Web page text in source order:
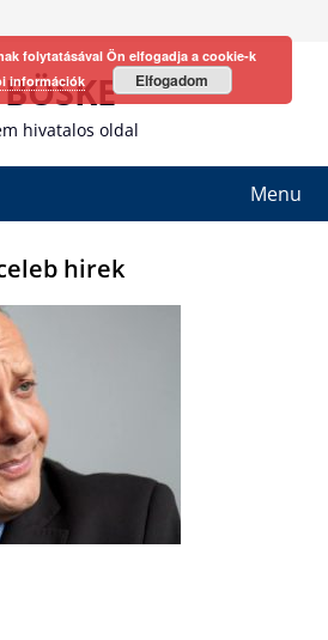
BÖSKE
hivatalos oldal
Menu
hirek
folytatásával Ön elfogadja a cookie-k
információk Elfogadom